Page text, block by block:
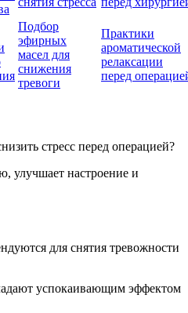
Подбор
эфирных
масел для
снижения
тревоги
Практики
ароматической
релаксации
перед
стресс перед операцией?
улучшает настроение и
для снятия тревожности
успокаивающим эффектом